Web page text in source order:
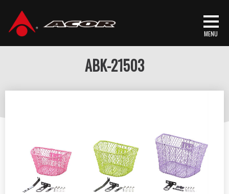
首頁 /产品介绍 /骑行装备 /车篮 / ABK-21503
ABK-21503